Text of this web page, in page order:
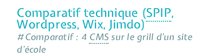
Comparatif technique (SPIP,
Wordpress, Wix, Jimdo)
#Comparatif : 4 CMS sur le grill d’un site
d’école